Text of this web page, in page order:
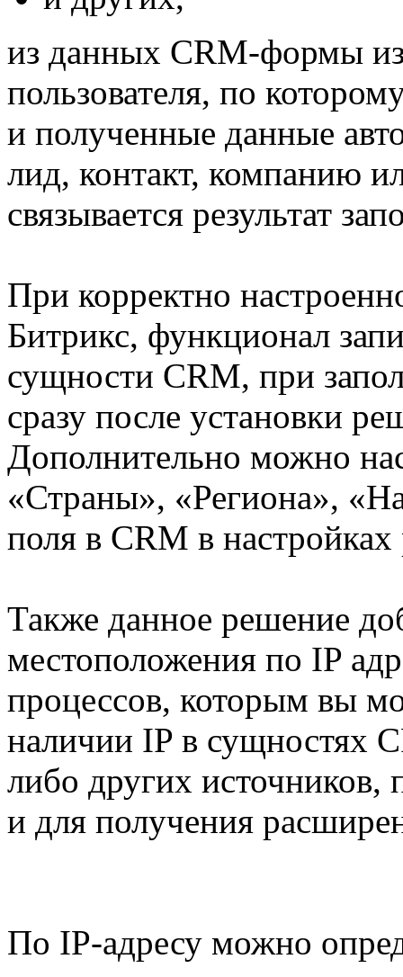
из данных CRM-формы
пользователя, по
и полученные данные
лид, контакт, компанию
связывается результат
При корректно
Битрикс, функционал
сущности CRM, при
сразу после установки
Дополнительно можно
«Страны», «Региона»,
поля в CRM в
Также данное решение
местоположения по IP
процессов, которым вы
наличии IP в сущностях
либо других
и для получения
По IP-адресу можно